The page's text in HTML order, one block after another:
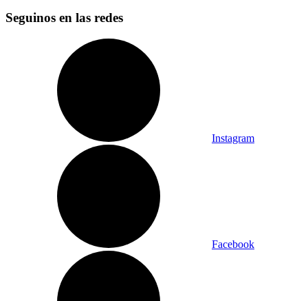
Seguinos en las redes
Instagram
Facebook